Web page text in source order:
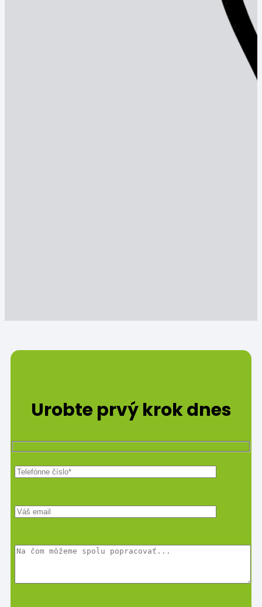
Urobte prvý krok dnes